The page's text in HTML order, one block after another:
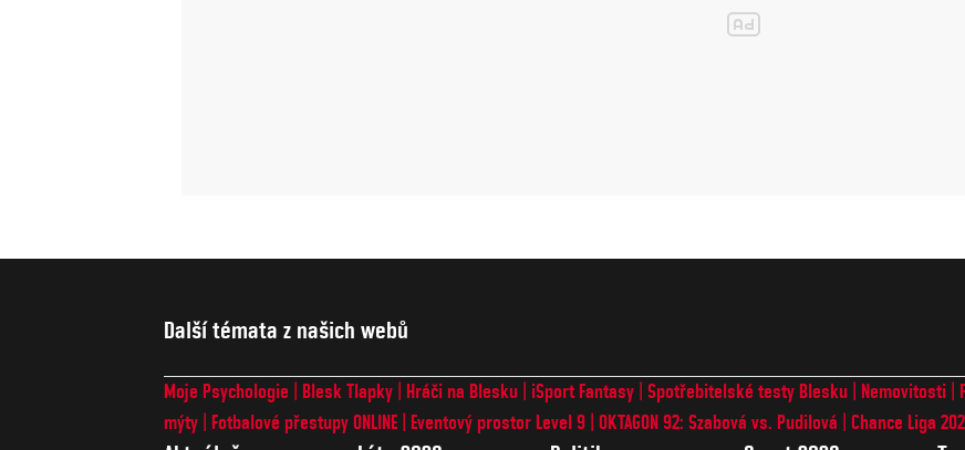
Další témata z našich webů
Moje Psychologie Blesk Tlapky Hráči na Blesku iSport Fantasy Spotřebitelské testy Blesku Nemovitosti
mýty
Fotbalové přestupy ONLINE Eventový prostor Level 9 OKTAGON 92: Szabová vs. Pudilová Chance Liga